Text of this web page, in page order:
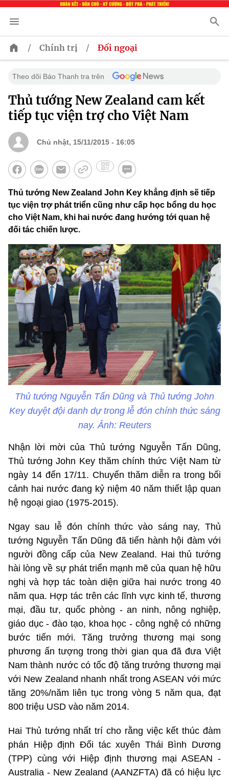
/ Chính trị / Đối ngoại
Theo dõi Báo Thanh tra trên
Thủ tướng New Zealand cam kết
tiếp tục viện trợ cho Việt Nam
Chủ nhật, 15/11/2015 - 16:05
Thủ tướng New Zealand John Key khẳng định sẽ tiếp
tục viện trợ phát triển cũng như cấp học bổng du học
cho Việt Nam, khi hai nước đang hướng tới quan hệ
đối tác chiến lược.
Thủ tướng Nguyễn Tấn Dũng và Thủ tướng John
Key duyệt đội danh dự trong lễ đón chính thức sáng
nay. Ảnh: Reuters
Nhận lời mời của Thủ tướng Nguyễn Tấn Dũng,
Thủ tướng John Key thăm chính thức Việt Nam từ
ngày 14 đến 17/11. Chuyến thăm diễn ra trong bối
cảnh hai nước đang kỷ niệm 40 năm thiết lập quan
hệ ngoại giao (1975-2015).
Ngay sau lễ đón chính thức vào sáng nay, Thủ
tướng Nguyễn Tấn Dũng đã tiến hành hội đàm với
người đồng cấp của New Zealand. Hai thủ tướng
hài lòng về sự phát triển mạnh mẽ của quan hệ hữu
nghị và hợp tác toàn diện giữa hai nước trong 40
năm qua. Hợp tác trên các lĩnh vực kinh tế, thương
mại, đầu tư, quốc phòng - an ninh, nông nghiệp,
giáo dục - đào tạo, khoa học - công nghệ có những
bước tiến mới. Tăng trưởng thương mại song
phương ấn tượng trong thời gian qua đã đưa Việt
Nam thành nước có tốc độ tăng trưởng thương mại
với New Zealand nhanh nhất trong ASEAN với mức
tăng 20%/năm liên tục trong vòng 5 năm qua, đạt
800 triệu USD vào năm 2014.
Hai Thủ tướng nhất trí cho rằng việc kết thúc đàm
phán Hiệp định Đối tác xuyên Thái Bình Dương
(TPP) cùng với Hiệp định thương mại ASEAN -
Australia - New Zealand (AANZFTA) đã có hiệu lực